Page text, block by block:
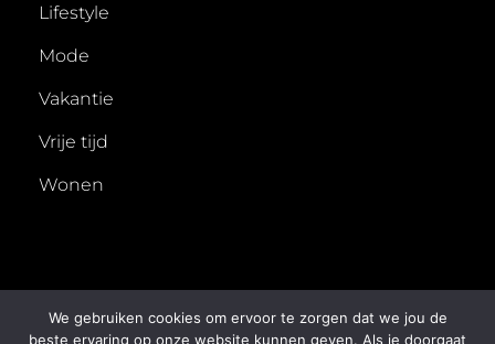
Lifestyle
Mode
Vakantie
Vrije tijd
Wonen
We gebruiken cookies om ervoor te zorgen dat we jou de
beste ervaring op onze website kunnen geven. Als je doorgaat